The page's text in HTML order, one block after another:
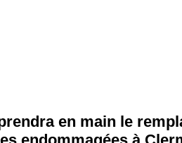
en main le